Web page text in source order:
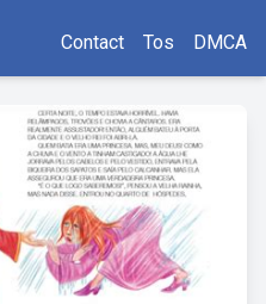
Contact Tos DMCA